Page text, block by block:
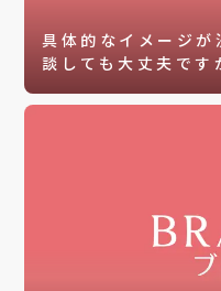
具体的なイメージが
談しても大丈夫です